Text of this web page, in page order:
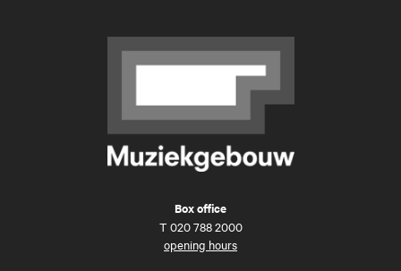
Box office
T 020 788 2000
opening hours